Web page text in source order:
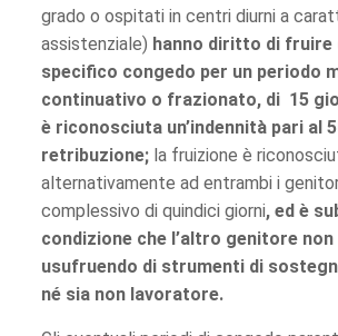
grado o ospitati in centri diurni a
assistenziale) hanno diritto di fruire
specifico congedo per un periodo
continuativo o frazionato, di 15
è riconosciuta un’indennità pari al
retribuzione; la fruizione è
alternativamente ad entrambi i
complessivo di quindici giorni, ed è
condizione che l’altro genitore
usufruendo di strumenti di
né sia non lavoratore.